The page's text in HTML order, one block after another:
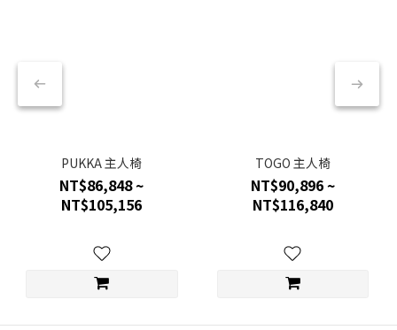
PUKKA 主人椅
NT$86,848 ~
NT$105,156
TOGO 主人椅
NT$90,896 ~
NT$116,840